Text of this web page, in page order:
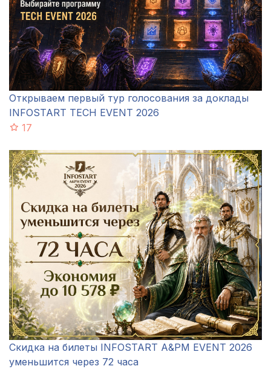
Открываем первый тур голосования за доклады
INFOSTART TECH EVENT 2026
17
Скидка на билеты INFOSTART A&PM EVENT 2026
уменьшится через 72 часа